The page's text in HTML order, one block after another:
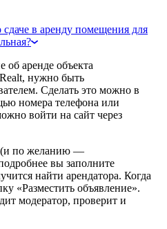
сдаче в аренду помещения для
об аренде объекта
нужно быть
Сделать это можно в
номера телефона или
войти на сайт через
(и по желанию —
вы заполните
найти арендатора. Когда
«Разместить объявление».
модератор, проверит и